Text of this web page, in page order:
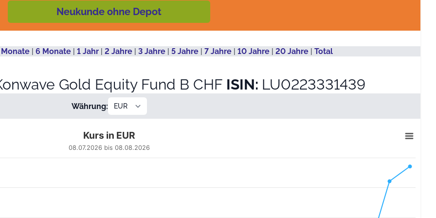
Neukunde ohne Depot
Monate | 6 Monate | 1 Jahr | 2 Jahre | 3 Jahre | 5 Jahre | 7 Jahre | 10 Jahre | 20 Jahre | Total
Gold Equity Fund B CHF ISIN: LU0223331439
Währung:
to 714.15701.
Kurs in EUR
08.07.2026 bis 08.08.2026